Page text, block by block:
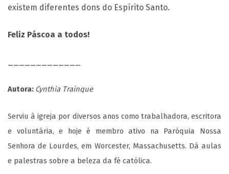
existem diferentes dons do Espírito Santo.
Feliz Páscoa a todos!
Autora: Cynthia Trainque
Serviu à igreja por diversos anos como trabalhadora, escritora
e voluntária, e hoje é membro ativo na Paróquia Nossa
Senhora de Lourdes, em Worcester, Massachusetts. Dá aulas
e palestras sobre a beleza da fé católica.